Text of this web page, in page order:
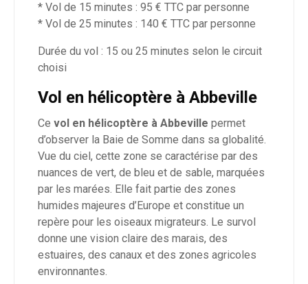
* Vol de 15 minutes : 95 € TTC par personne
* Vol de 25 minutes : 140 € TTC par personne
Durée du vol : 15 ou 25 minutes selon le circuit
choisi
Vol en hélicoptère à Abbeville
Ce vol en hélicoptère à Abbeville permet
d’observer la Baie de Somme dans sa globalité.
Vue du ciel, cette zone se caractérise par des
nuances de vert, de bleu et de sable, marquées
par les marées. Elle fait partie des zones
humides majeures d’Europe et constitue un
repère pour les oiseaux migrateurs. Le survol
donne une vision claire des marais, des
estuaires, des canaux et des zones agricoles
environnantes.